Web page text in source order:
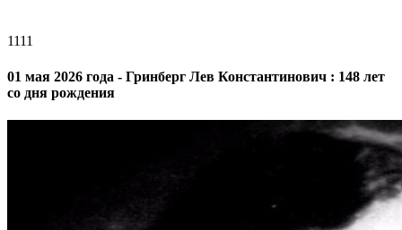
1111
01 мая 2026 года - Гринберг Лев Константинович : 148 лет
со дня рождения